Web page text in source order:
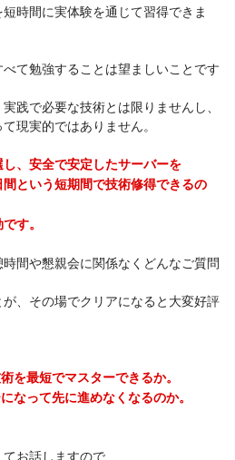
時間に実体験を通じて習得できま
て勉強することは望ましいことです
践で必要な技術とは限りませんし、
現実的ではありません。
、安全で安定したサーバーを
という短期間で技術修得できるの
す。
間や懇親会に関係なくどんなご質問
、その場でクリアになると大変好評
を最短でマスターできるか。
なって先に進めなくなるのか。
お話しますので、